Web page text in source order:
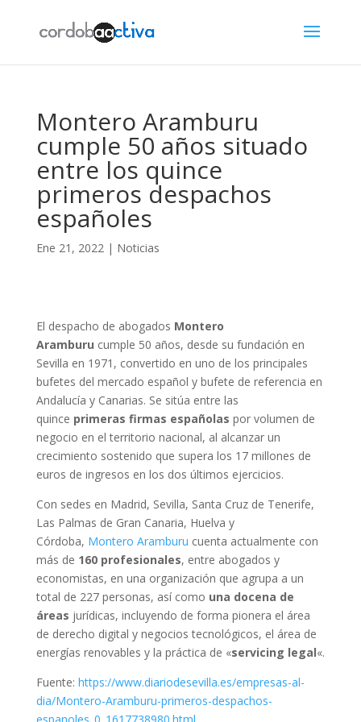
Montero Aramburu
cumple 50 años situado
entre los quince
primeros despachos
españoles
Ene 21, 2022| Noticias
El despacho de abogados Montero
Aramburu cumple 50 años, desde su fundación en
Sevilla en 1971, convertido en uno de los principales
bufetes del mercado español y bufete de referencia en
Andalucía y Canarias. Se sitúa entre las
quince primeras firmas españolas por volumen de
negocio en el territorio nacional, al alcanzar un
crecimiento sostenido que supera los 17 millones de
euros de ingresos en los dos últimos ejercicios.
Con sedes en Madrid, Sevilla, Santa Cruz de Tenerife,
Las Palmas de Gran Canaria, Huelva y
Córdoba, Montero Aramburu cuenta actualmente con
más de 160 profesionales, entre abogados y
economistas, en una organización que agrupa a un
total de 227 personas, así como una docena de
áreas jurídicas, incluyendo de forma pionera el área
de derecho digital y negocios tecnológicos, el área de
energías renovables y la práctica de «servicing legal«.
Fuente: https://www.diariodesevilla.es/empresas-al-
dia/Montero-Aramburu-primeros-despachos-